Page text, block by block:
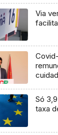
Via
Só
taxa